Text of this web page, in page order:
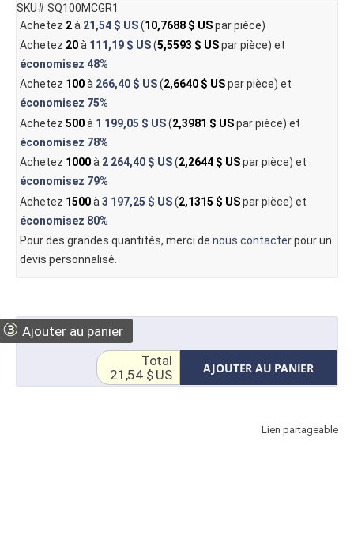
SKU# SQ100MCGR1
Achetez 2à 21,54 $ US(10,7688 $ USpar pièce)
Achetez 20à 111,19 $ US(5,5593 $ USpar pièce) et
économisez 48%
Achetez 100à 266,40 $ US(2,6640 $ USpar pièce) et
économisez 75%
Achetez 500à 1 199,05 $ US(2,3981 $ USpar pièce) et
économisez 78%
Achetez 1000à 2 264,40 $ US(2,2644 $ USpar pièce) et
économisez 79%
Achetez 1500à 3 197,25 $ US(2,1315 $ USpar pièce) et
économisez 80%
Pour des grandes quantités, merci de nous contacterpour un
devis personnalisé.
③ Ajouter au panier
AJOUTER AU PANIER
Total
21,54 $ US
Lien partageable